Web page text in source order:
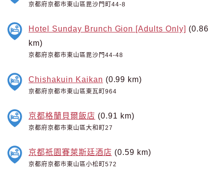
京都府京都市東山區毘沙門町44-8
Hotel Sunday Brunch Gion [Adults Only] (0.86
km)
京都府京都市東山區毘沙門44-48
Chishakuin Kaikan (0.99 km)
京都府京都市東山區東瓦町964
京都格蘭貝爾飯店 (0.91 km)
京都府京都市東山區大和町27
京都祇園賽萊斯廷酒店 (0.59 km)
京都府京都市東山區小松町572